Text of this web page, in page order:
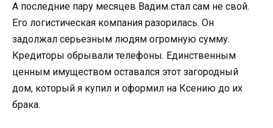
А последние пару месяцев Вадим стал сам не свой.
Его логистическая компания разорилась. Он
задолжал серьезным людям огромную сумму.
Кредиторы обрывали телефоны. Единственным
ценным имуществом оставался этот загородный
дом, который я купил и оформил на Ксению до их
брака.